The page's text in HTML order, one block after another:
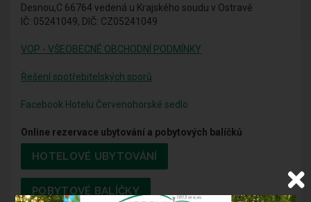
Desnou,C 66764 vedená u Krajského soudu v Ostravě
IČ: 05241049, DIČ: CZ05241049
VOP - VŠEOBECNÉ OBCHODNÍ PODMÍNKY
Řešení spotřebitelských sporů
Facebook Hotelu Červenohorské sedlo
Online rezervace ubytování a pobytových balíčků
HOTELOVÉ UBYTOVÁNÍ
POBYTOVÉ BALÍČKY